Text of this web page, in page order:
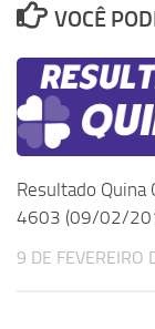
VOCÊ
Resultado Quina
4603 (09/02/
9 DE FEVEREIRO